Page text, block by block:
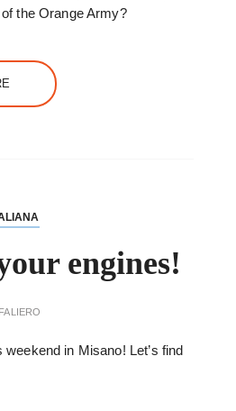
the Orange Army?
engines!
in Misano! Let’s find